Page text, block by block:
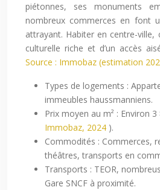
piétonnes, ses monuments
nombreux commerces en font
attrayant. Habiter en centre-ville,
culturelle riche et d’un accès
Source : Immobaz (estimation
Types de logements :
immeubles haussmanniens.
Prix moyen au m² : Environ 3
Immobaz, 2024 ).
Commodités : Commerces,
théâtres, transports en
Transports : TEOR,
Gare SNCF à proximité.